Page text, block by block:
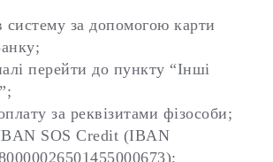
систему за допомогою карти
перейти до пункту “Інші
за реквізитами фізособи;
SOS Credit (IBAN